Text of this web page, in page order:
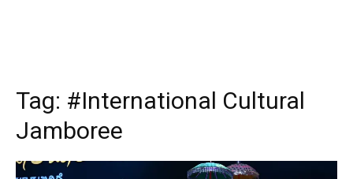
Tag: #International Cultural
Jamboree